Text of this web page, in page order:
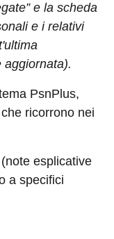
e la scheda
e i relativi
aggiornata).
PsnPlus,
ricorrono nei
(note esplicative
a specifici